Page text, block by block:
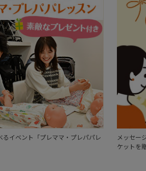
るイベント「プレママ・プレパパレ
メッセー
ケットを